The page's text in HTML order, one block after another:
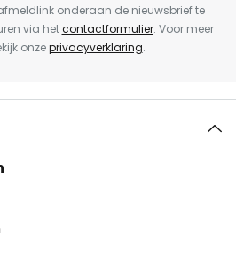
onderaan de nieuwsbrief te
via hetcontactformulier. Voor meer
onzeprivacyverklaring.